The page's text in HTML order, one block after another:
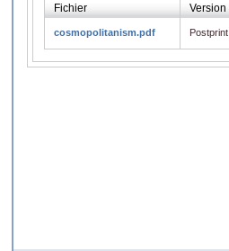
Fichier Version
cosmopolitanism.pdf Postprint